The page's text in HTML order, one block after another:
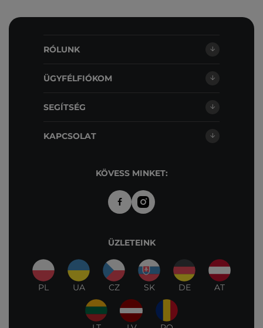
RÓLUNK
ÜGYFÉLFIÓKOM
SEGÍTSÉG
KAPCSOLAT
KÖVESS MINKET:
ÜZLETEINK
PL UA CZ SK DE AT